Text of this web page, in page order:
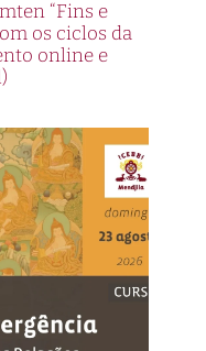
“Fins e
os ciclos da
online e